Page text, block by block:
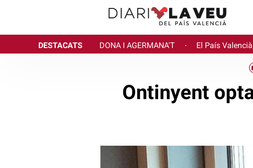
DESTACATS DONA I AGERMANA'T · El País
Ontinyent